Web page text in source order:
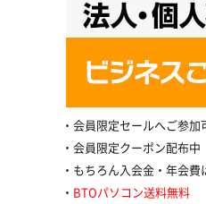
会員限定セールへご参加
会員限定クーポン配布中
もちろん入会金・年会費
BTOパソコン送料無料